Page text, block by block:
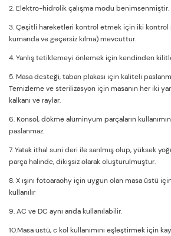
2. Elektro-hidrolik çalışma modu benimsenmiştir.
3. Çeşitli hareketleri kontrol etmek için iki
kumanda ve geçersiz kılma) mevcuttur.
4. Yanlış tetiklemeyi önlemek için kendinden
5. Masa desteği, taban plakası için kaliteli
Temizleme ve sterilizasyon için masanın her iki
kalkanı ve raylar.
6. Konsol, dökme alüminyum parçaların
paslanmaz.
7. Yatak ithal suni deri ile sarılmış olup, yüksek
parça halinde, dikişsiz olarak oluşturulmuştur.
8. X ışını fotoaraohy için uygun olan masa üstü
kullanılır
9. AC ve DC aynı anda kullanılabilir.
10.Masa üstü, c kol kullanımını eşleştirmek için